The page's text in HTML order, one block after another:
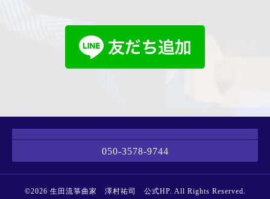
050-3578-9744
©2026 生田流箏曲家 澤村祐司 公式HP. All Rights Reserved.